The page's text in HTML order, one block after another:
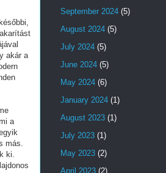
September 2024 (5)
August 2024 (5)
July 2024 (5)
June 2024 (5)
May 2024 (6)
January 2024 (1)
August 2023 (1)
July 2023 (1)
May 2023 (2)
April 2023 (2)